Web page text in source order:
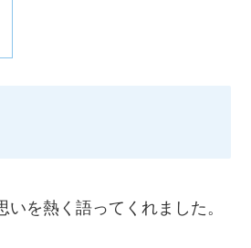
を熱く語ってくれました。